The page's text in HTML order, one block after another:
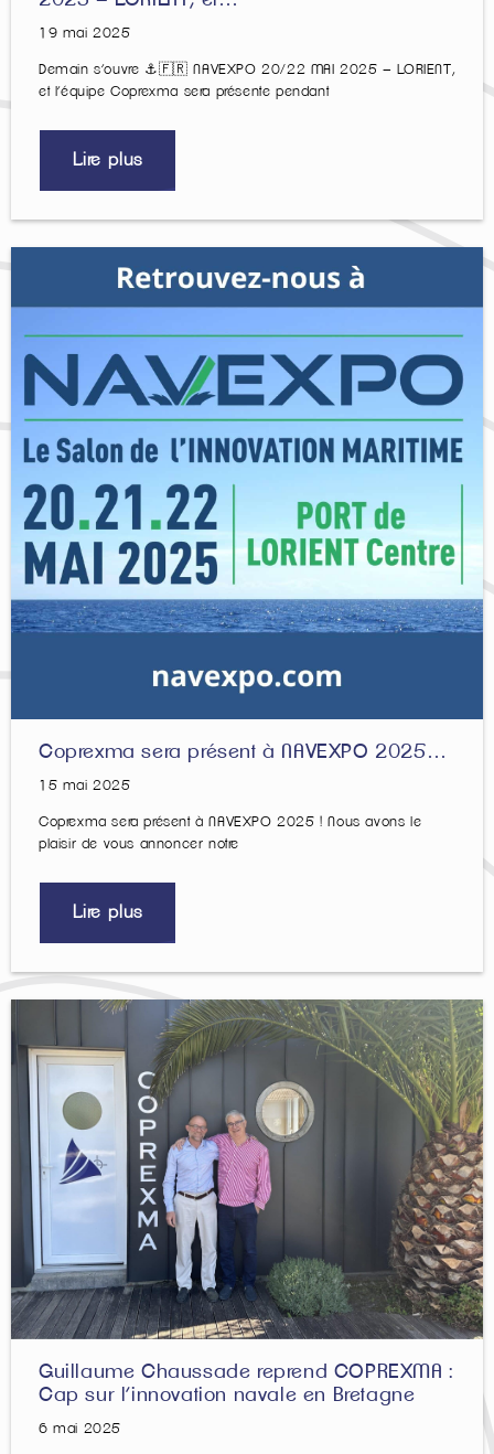
19 mai 2025
Demain s’ouvre ⚓️🇫🇷 NAVEXPO 20/22 MAI 2025 – LORIENT,
et l’équipe Coprexma sera présente pendant
Lire plus
Coprexma sera présent à NAVEXPO 2025…
15 mai 2025
Coprexma sera présent à NAVEXPO 2025 ! Nous avons le
plaisir de vous annoncer notre
Lire plus
Guillaume Chaussade reprend COPREXMA :
Cap sur l’innovation navale en Bretagne
6 mai 2025